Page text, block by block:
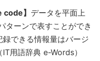
】 データを平面上
ターンで表すことができ
できる情報量はバージ
用語辞典 e-Words）